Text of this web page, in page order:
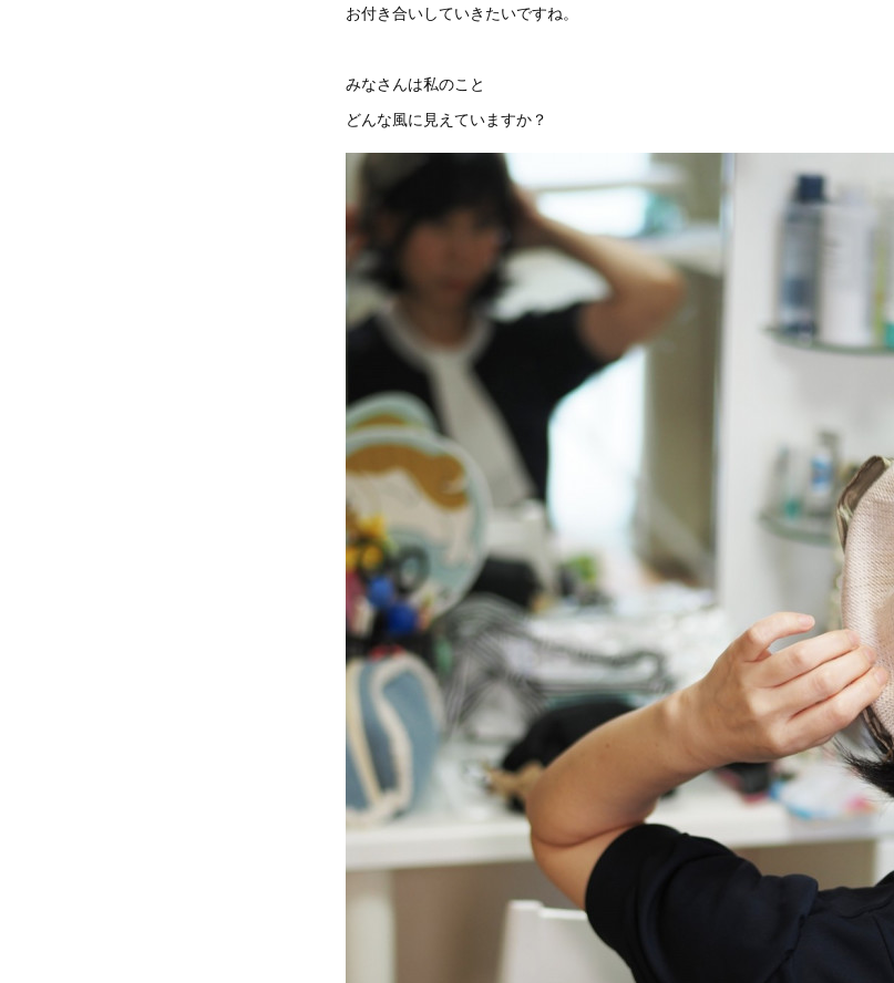
お付き合いしていきたいですね。
みなさんは私のこと
どんな風に見えていますか？